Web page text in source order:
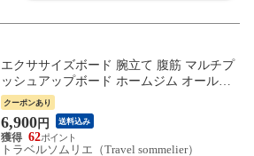
エクササイズボード 腕立て 腹筋 マルチプ
ッシュアップボード ホームジム オールイ
ンワン エクササイズ トレーニング 体幹 筋
トレ 握力 縄跳び 室内運動 送料無料 ※北
海道、沖縄県、離島を除く 【ロジ発送】
トラベルソムリエ w-tre5
クーポンあり
6,900円 送料込み
62
トラベルソムリエ（Travel sommelier）